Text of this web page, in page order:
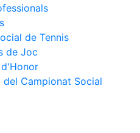
de Tennis
de Joc
del Campionat Social